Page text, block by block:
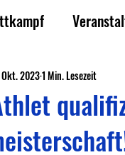
Okt. 20231 Min. Lesezeit